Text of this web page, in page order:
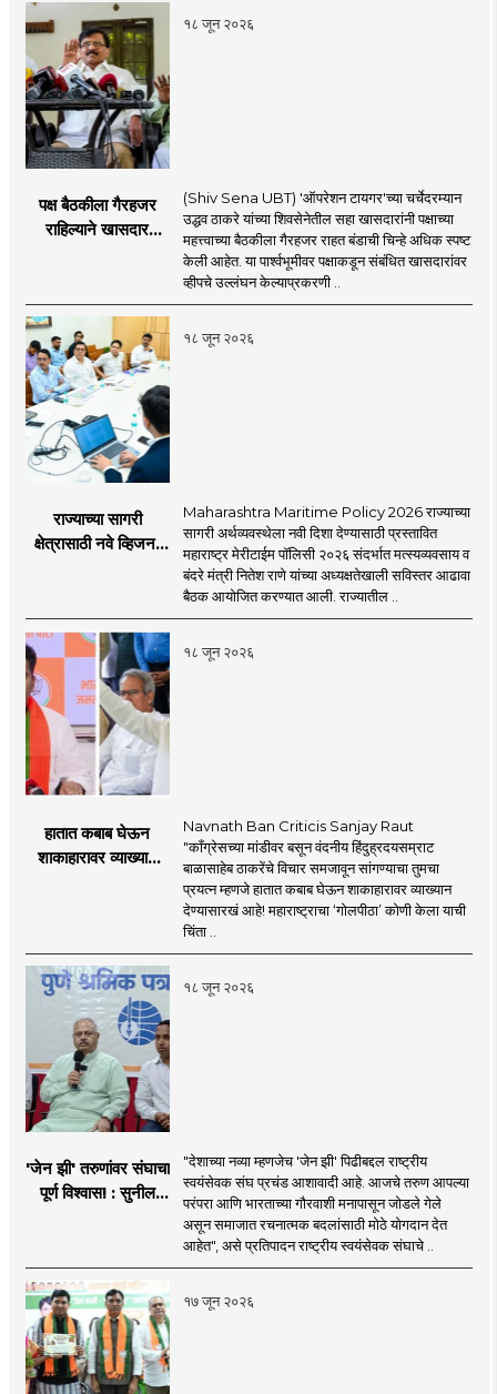
१८ जून २०२६
पक्ष बैठकीला गैरहजर
राहिल्याने खासदार
काय सांगतो?
(Shiv Sena UBT) 'ऑपरेशन टायगर'च्या चर्चेदरम्यान
उद्धव ठाकरे यांच्या शिवसेनेतील सहा खासदारांनी पक्षाच्या
महत्त्वाच्या बैठकीला गैरहजर राहत बंडाची चिन्हे अधिक स्पष्ट
केली आहेत. या पार्श्वभूमीवर पक्षाकडून संबंधित खासदारांवर
व्हीपचे उल्लंघन केल्याप्रकरणी ..
१८ जून २०२६
राज्याच्या सागरी
क्षेत्रासाठी नवे व्हिजन;
प्रस्ताव
Maharashtra Maritime Policy 2026 राज्याच्या
सागरी अर्थव्यवस्थेला नवी दिशा देण्यासाठी प्रस्तावित
महाराष्ट्र मेरीटाईम पॉलिसी २०२६ संदर्भात मत्स्यव्यवसाय व
बंदरे मंत्री नितेश राणे यांच्या अध्यक्षतेखाली सविस्तर आढावा
बैठक आयोजित करण्यात आली. राज्यातील ..
१८ जून २०२६
हातात कबाब घेऊन
शाकाहारावर व्याख्यान
Navnath Ban Criticis Sanjay Raut
"काँग्रेसच्या मांडीवर बसून वंदनीय हिंदुह्रदयसम्राट
बाळासाहेब ठाकरेंचे विचार समजावून सांगण्याचा तुमचा
प्रयत्न म्हणजे हातात कबाब घेऊन शाकाहारावर व्याख्यान
देण्यासारखं आहे! महाराष्ट्राचा ‘गोलपीठा’ कोणी केला याची
चिंता ..
१८ जून २०२६
'जेन झी' तरुणांवर संघाचा
पूर्ण विश्वास! : सुनील
"देशाच्या नव्या म्हणजेच 'जेन झी' पिढीबद्दल राष्ट्रीय
स्वयंसेवक संघ प्रचंड आशावादी आहे. आजचे तरुण आपल्या
परंपरा आणि भारताच्या गौरवाशी मनापासून जोडले गेले
असून समाजात रचनात्मक बदलांसाठी मोठे योगदान देत
आहेत", असे प्रतिपादन राष्ट्रीय स्वयंसेवक संघाचे ..
१७ जून २०२६